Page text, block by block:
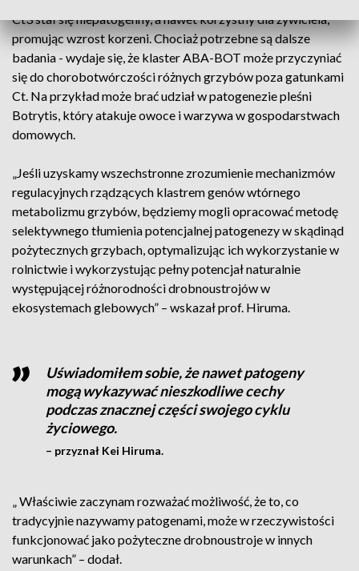
Ct3 stał się niepatogenny, a nawet korzystny dla żywiciela,
promując wzrost korzeni. Chociaż potrzebne są dalsze
badania - wydaje się, że klaster ABA-BOT może przyczyniać
się do chorobotwórczości różnych grzybów poza gatunkami
Ct. Na przykład może brać udział w patogenezie pleśni
Botrytis, który atakuje owoce i warzywa w gospodarstwach
domowych.
„Jeśli uzyskamy wszechstronne zrozumienie mechanizmów
regulacyjnych rządzących klastrem genów wtórnego
metabolizmu grzybów, będziemy mogli opracować metodę
selektywnego tłumienia potencjalnej patogenezy w skądinąd
pożytecznych grzybach, optymalizując ich wykorzystanie w
rolnictwie i wykorzystując pełny potencjał naturalnie
występującej różnorodności drobnoustrojów w
ekosystemach glebowych” – wskazał prof. Hiruma.
Uświadomiłem sobie, że nawet patogeny
mogą wykazywać nieszkodliwe cechy
podczas znacznej części swojego cyklu
życiowego.
– przyznał Kei Hiruma.
„ Właściwie zaczynam rozważać możliwość, że to, co
tradycyjnie nazywamy patogenami, może w rzeczywistości
funkcjonować jako pożyteczne drobnoustroje w innych
warunkach” – dodał.